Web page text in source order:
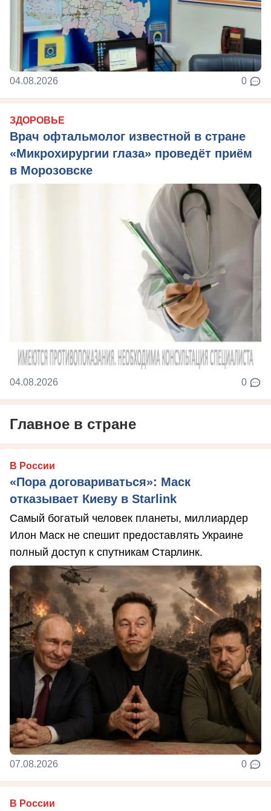
04.08.2026 0
ЗДОРОВЬЕ
Врач офтальмолог известной в стране
«Микрохирургии глаза» проведёт приём
в Морозовске
04.08.2026 0
Главное в стране
В России
«Пора договариваться»: Маск
отказывает Киеву в Starlink
Самый богатый человек планеты, миллиардер
Илон Маск не спешит предоставлять Украине
полный доступ к спутникам Старлинк.
07.08.2026 0
В России